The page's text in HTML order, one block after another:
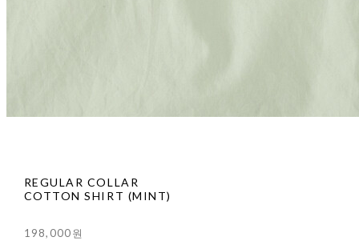
REGULAR COLLAR
COTTON SHIRT (MINT)
198,000원